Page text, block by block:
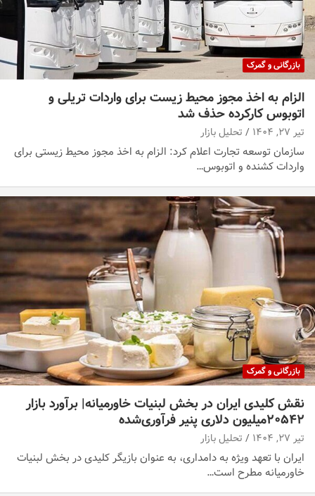
بازرگانی و گمرک
الزام به اخذ مجوز محیط زیست برای واردات تریلی و
اتوبوس کارکرده حذف شد
تیر ۲۷, ۱۴۰۴ تحلیل بازار
سازمان توسعه تجارت اعلام کرد: الزام به اخذ مجوز محیط زیستی برای
واردات کشنده و اتوبوس…
بازرگانی و گمرک
نقش کلیدی ایران در بخش لبنیات خاورمیانه| برآورد بازار
۲۰۵۴۲میلیون دلاری پنیر فرآوری‌شده
تیر ۲۷, ۱۴۰۴ تحلیل بازار
ایران با تعهد ویژه به دامداری، به عنوان بازیگر کلیدی در بخش لبنیات
خاورمیانه مطرح است…